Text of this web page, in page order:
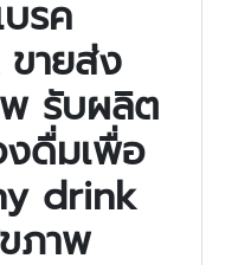
รค
ายส่ง
รับผลิต
งดื่มเพื่อ
drink
ภาพ